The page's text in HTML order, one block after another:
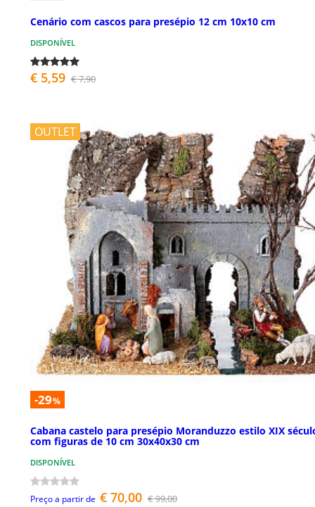
Cenário com cascos para presépio 12 cm 10x10 cm
DISPONÍVEL
€ 5,59 € 7,90
OUTLET
-29%
Cabana castelo para presépio Moranduzzo estilo XIX
com figuras de 10 cm 30x40x30 cm
DISPONÍVEL
Preço a partir de € 70,00 € 99,00